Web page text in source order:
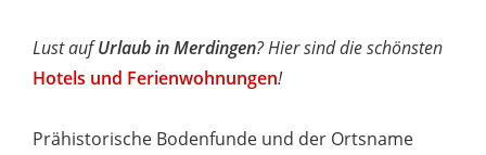
Lust aufUrlaub in Merdingen? Hier sind die schönsten
Hotels und Ferienwohnungen!
Prähistorische Bodenfunde und der Ortsname